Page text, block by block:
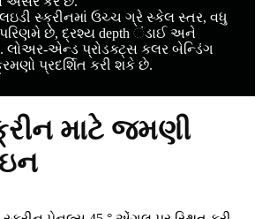
સ્ક્રીનમાં ઉચ્ચ ગ્રે સ્કેલ સ્તર, વધુ
પરિણમે છે, દ્રશ્ય depth ંડાઈ અને
એન્ડ પ્રોડક્ટ્સ કલર બેન્ડિંગ
પ્રદર્શિત કરી શકે છે.
માટે જમણી